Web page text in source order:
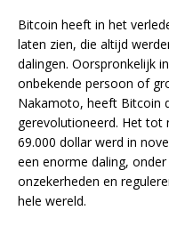
Bitcoin heeft in het
laten zien, die altijd
dalingen. Oorspronkelijk
onbekende persoon of
Nakamoto, heeft Bitcoin
gerevolutioneerd. Het tot
69.000 dollar werd in
een enorme daling,
onzekerheden en
hele wereld.